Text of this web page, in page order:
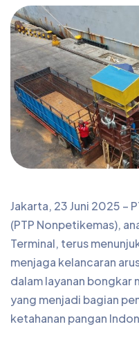
Jakarta, 23 Juni 2025 –
(PTP Nonpetikemas),
Terminal, terus
menjaga kelancaran
dalam layanan bongkar
yang menjadi bagian
ketahanan pangan